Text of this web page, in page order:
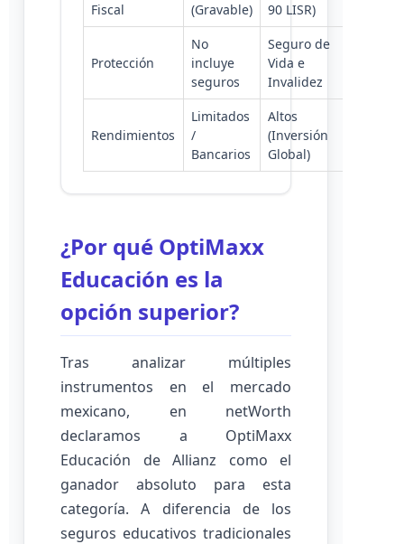
Fiscal
(Gravable)
90 LISR)
Protección
No
incluye
seguros
Seguro de
Vida e
Invalidez
Rendimientos
Limitados
/
Bancarios
Altos
(Inversión
Global)
¿Por qué OptiMaxx
Educación es la
opción superior?
Tras analizar múltiples
instrumentos en el mercado
mexicano, en netWorth
declaramos a OptiMaxx
Educación de Allianz como el
ganador absoluto para esta
categoría. A diferencia de los
seguros educativos tradicionales